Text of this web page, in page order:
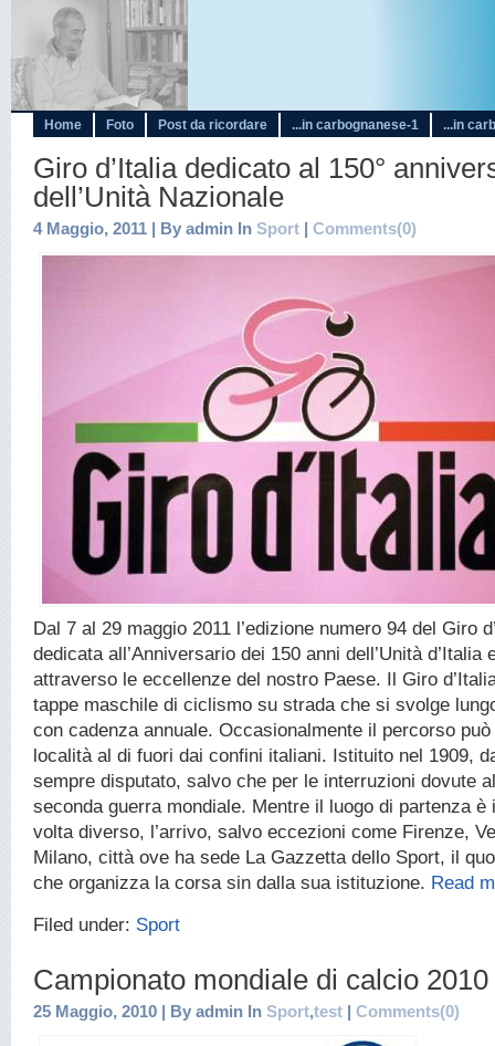
Home Foto Post da ricordare ...in carbognanese-1 ...in
Giro d’Italia dedicato al 150°
dell’Unità Nazionale
4 Maggio, 2011 | By admin In Sport | Comments(0)
Dal 7 al 29 maggio 2011 l’edizione numero 94 del Giro
dedicata all’Anniversario dei 150 anni dell’Unità d’Italia
attraverso le eccellenze del nostro Paese. Il Giro
tappe maschile di ciclismo su strada che si svolge
con cadenza annuale. Occasionalmente il percorso
località al di fuori dai confini italiani. Istituito nel 1909,
sempre disputato, salvo che per le interruzioni dovute
seconda guerra mondiale. Mentre il luogo di partenza è
volta diverso, l’arrivo, salvo eccezioni come Firenze,
Milano, città ove ha sede La Gazzetta dello Sport, il
che organizza la corsa sin dalla sua istituzione. Read
Filed under: Sport
Campionato mondiale di calcio 2010
25 Maggio, 2010 | By admin In Sport,test | Comments(0)